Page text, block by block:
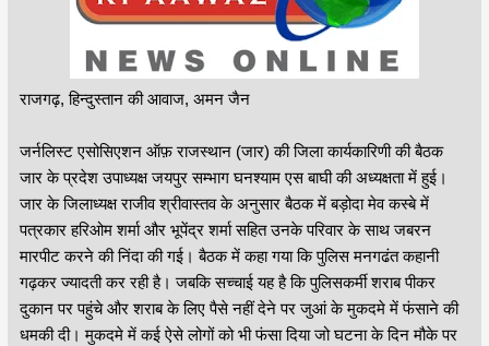
राजगढ़, हिन्दुस्तान की आवाज, अमन जैन
जर्नलिस्ट एसोसिएशन ऑफ़ राजस्थान (जार) की जिला कार्यकारिणी की बैठक
जार के प्रदेश उपाध्यक्ष जयपुर सम्भाग घनश्याम एस बाघी की अध्यक्षता में हुई।
जार के जिलाध्यक्ष राजीव श्रीवास्तव के अनुसार बैठक में बड़ोदा मेव कस्बे में
पत्रकार हरिओम शर्मा और भूपेंद्र शर्मा सहित उनके परिवार के साथ जबरन
मारपीट करने की निंदा की गई। बैठक में कहा गया कि पुलिस मनगढंत कहानी
गढ़कर ज्यादती कर रही है। जबकि सच्चाई यह है कि पुलिसकर्मी शराब पीकर
दुकान पर पहुंचे और शराब के लिए पैसे नहीं देने पर जुआं के मुकदमे में फंसाने की
धमकी दी। मुकदमे में कई ऐसे लोगों को भी फंसा दिया जो घटना के दिन मौके पर